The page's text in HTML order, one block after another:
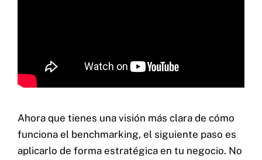
Ahora que tienes una visión más clara de cómo
funciona el benchmarking, el siguiente paso es
aplicarlo de forma estratégica en tu negocio. No